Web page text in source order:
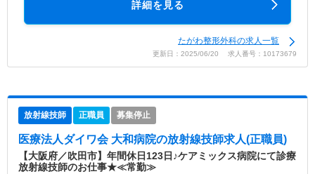
詳細を見る
たがわ整形外科の求人一覧
更新日：2025/06/20 求人番号：10173679
放射線技師 正職員 募集停止
医療法人ダイワ会 大和病院の放射線技師求人(正職員)
【大阪府／吹田市】年間休日123日♪ケアミックス病院にて診療
放射線技師のお仕事★≪常勤≫